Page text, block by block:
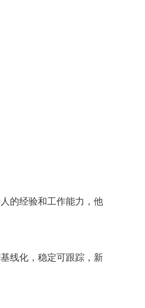
的经验和工作能力，他
线化，稳定可跟踪，新